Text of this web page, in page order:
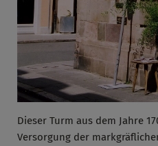
Dieser Turm aus dem Jahre
Versorgung der